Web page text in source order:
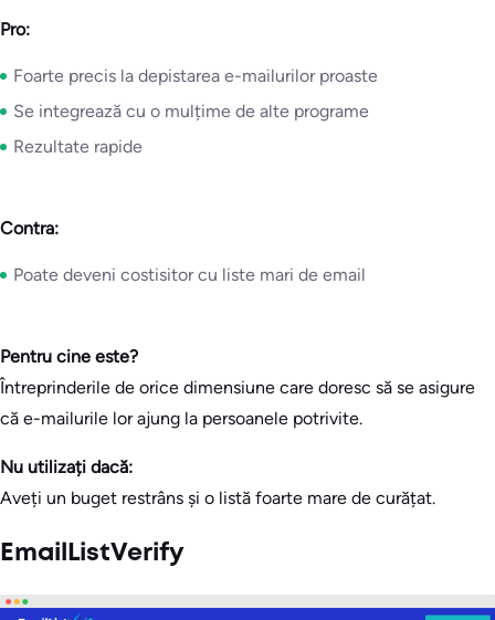
Pro:
Foarte precis la depistarea e-mailurilor proaste
Se integrează cu o mulțime de alte programe
Rezultate rapide
Contra:
Poate deveni costisitor cu liste mari de email
Pentru cine este?
Întreprinderile de orice dimensiune care doresc să se asigure
că e-mailurile lor ajung la persoanele potrivite.
Nu utilizați dacă:
Aveți un buget restrâns și o listă foarte mare de curățat.
EmailListVerify